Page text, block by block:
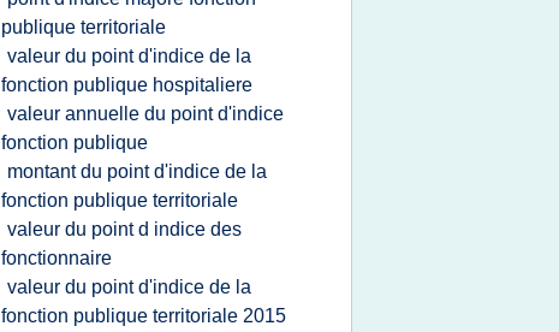
publique territoriale
valeur du point d'indice de la
fonction publique hospitaliere
valeur annuelle du point d'indice
fonction publique
montant du point d'indice de la
fonction publique territoriale
valeur du point d indice des
fonctionnaire
valeur du point d'indice de la
fonction publique territoriale 2015